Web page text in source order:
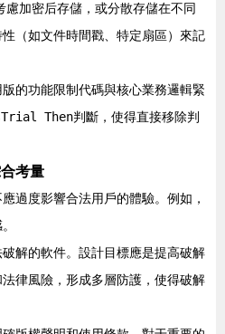
加密后存儲，或分散存儲在不同
（如文件時間戳、特定扇區）來記
版的功能限制代碼與核心業務邏輯緊
Then判斷，使得直接移除判
考量
應過度影響合法用戶的體驗。例如，
破解的軟件。設計目標應是提高破解
律風險，形成多層防護，使得破解